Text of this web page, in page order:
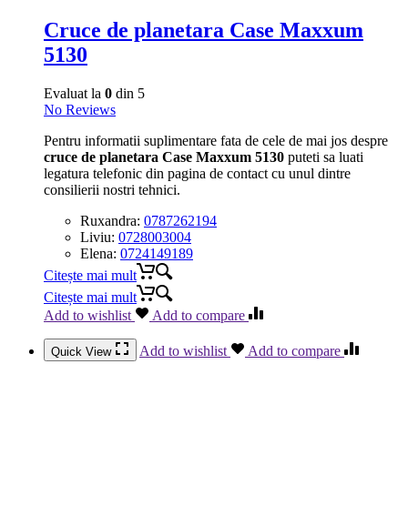
Cruce de planetara Case Maxxum
5130
Evaluat la 0 din 5
No Reviews
Pentru informatii suplimentare fata de cele de mai jos despre
cruce de planetara Case Maxxum 5130 puteti sa luati
legatura telefonic din pagina de contact cu unul dintre
consilierii nostri tehnici.
Ruxandra: 0787262194
Liviu: 0728003004
Elena: 0724149189
Citește mai mult
Citește mai mult
Add to wishlist
Add to compare
Quick View Add to wishlist Add to compare